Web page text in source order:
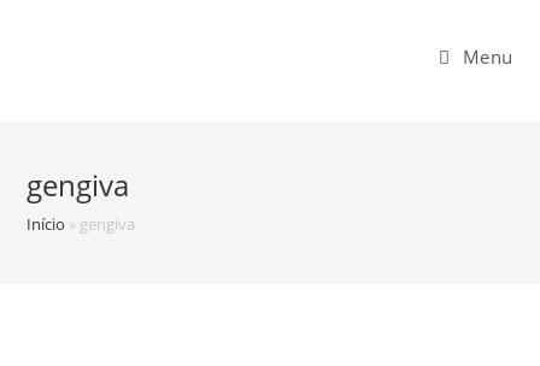
Menu
gengiva
Início » gengiva